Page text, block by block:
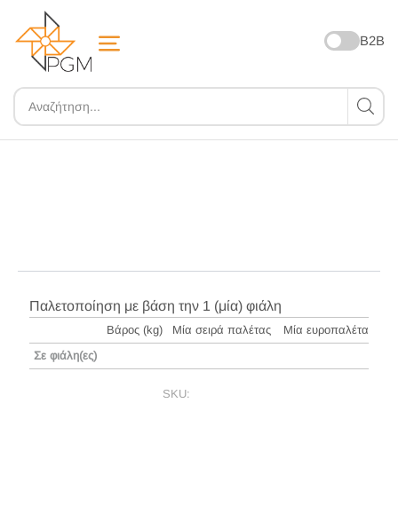
B2B
Παλετοποίηση με βάση την 1 (μία) φιάλη
Βάρος (kg) Μία σειρά παλέτας
Μία ευροπαλέτα
Σε φιάλη(ες)
SKU: